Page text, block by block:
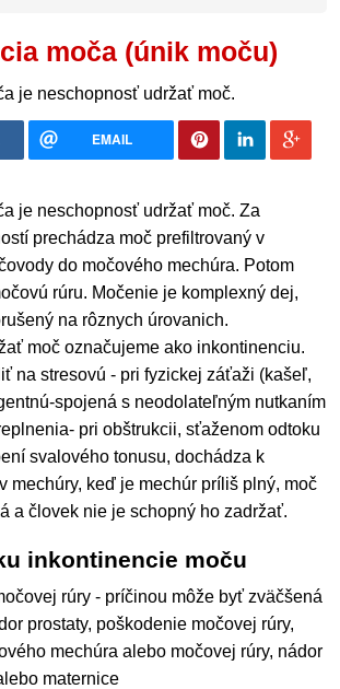
moča (únik moču)
je neschopnosť udržať moč.
EMAIL
je neschopnosť udržať moč. Za
prechádza moč prefiltrovaný v
do močového mechúra. Potom
rúru. Močenie je komplexný dej,
na rôznych úrovanich.
moč označujeme ako inkontinenciu.
na stresovú - pri fyzickej záťaži (kašeľ,
spojená s neodolateľným nutkaním
pri obštrukcii, sťaženom odtoku
svalového tonusu, dochádza k
mechúry, keď je mechúr príliš plný, moč
a človek nie je schopný ho zadržať.
inkontinencie moču
rúry - príčinou môže byť zväčšená
prostaty, poškodenie močovej rúry,
mechúra alebo močovej rúry, nádor
maternice